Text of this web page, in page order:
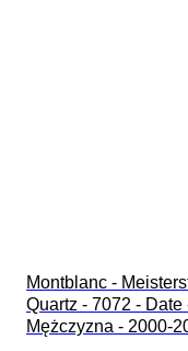
Montblanc -
Quartz - 7072 - Date
Mężczyzna - 2000-